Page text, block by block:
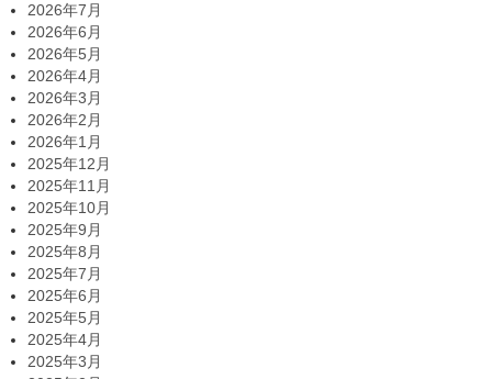
2026年7月
2026年6月
2026年5月
2026年4月
2026年3月
2026年2月
2026年1月
2025年12月
2025年11月
2025年10月
2025年9月
2025年8月
2025年7月
2025年6月
2025年5月
2025年4月
2025年3月